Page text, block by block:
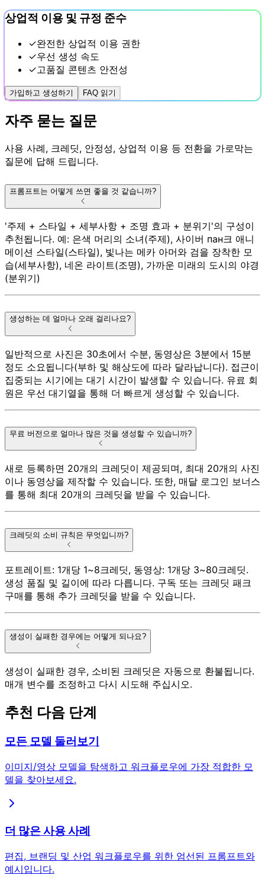
상업적 이용 및 규정 준수
✓완전한 상업적 이용 권한
✓우선 생성 속도
✓고품질 콘텐츠 안전성
가입하고 생성하기 FAQ 읽기
자주 묻는 질문
사용 사례, 크레딧, 안정성, 상업적 이용 등 전환을 가로막는
질문에 답해 드립니다.
프롬프트는 어떻게 쓰면 좋을 것 같습니까?
'주제 + 스타일 + 세부사항 + 조명 효과 + 분위기'의 구성이
추천됩니다. 예: 은색 머리의 소녀(주제), 사이버 пан크 애니
메이션 스타일(스타일), 빛나는 메카 아머와 검을 장착한 모
습(세부사항), 네온 라이트(조명), 가까운 미래의 도시의 야경
(분위기)
생성하는 데 얼마나 오래 걸리나요?
일반적으로 사진은 30초에서 수분, 동영상은 3분에서 15분
정도 소요됩니다(부하 및 해상도에 따라 달라납니다). 접근이
집중되는 시기에는 대기 시간이 발생할 수 있습니다. 유료 회
원은 우선 대기열을 통해 더 빠르게 생성할 수 있습니다.
무료 버전으로 얼마나 많은 것을 생성할 수 있습니까?
새로 등록하면 20개의 크레딧이 제공되며, 최대 20개의 사진
이나 동영상을 제작할 수 있습니다. 또한, 매달 로그인 보너스
를 통해 최대 20개의 크레딧을 받을 수 있습니다.
크레딧의 소비 규칙은 무엇입니까?
포트레이트: 1개당 1~8크레딧, 동영상: 1개당 3~80크레딧.
생성 품질 및 길이에 따라 다릅니다. 구독 또는 크레딧 패크
구매를 통해 추가 크레딧을 받을 수 있습니다.
생성이 실패한 경우에는 어떻게 되나요?
생성이 실패한 경우, 소비된 크레딧은 자동으로 환불됩니다.
매개 변수를 조정하고 다시 시도해 주십시오.
추천 다음 단계
모든 모델 둘러보기
이미지/영상 모델을 탐색하고 워크플로우에 가장 적합한 모
델을 찾아보세요.
더 많은 사용 사례
편집, 브랜딩 및 산업 워크플로우를 위한 엄선된 프롬프트와
예시입니다.